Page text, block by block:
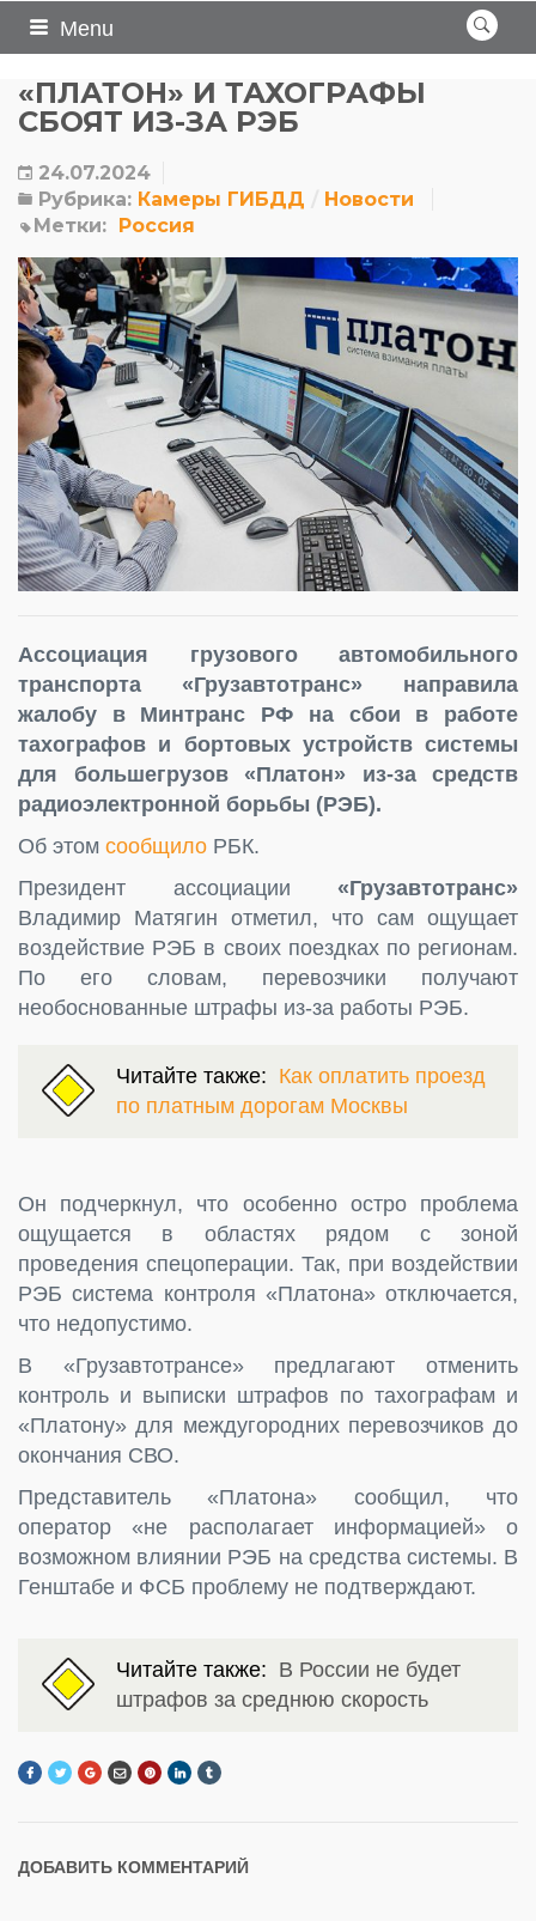
Menu
«ПЛАТОН» И ТАХОГРАФЫ
СБОЯТ ИЗ-ЗА РЭБ
24.07.2024
Рубрика: Камеры ГИБДД
Новости
Метки: Россия
Ассоциация грузового автомобильного
транспорта «Грузавтотранс» направила
жалобу в Минтранс РФ на сбои в работе
тахографов и бортовых устройств системы
для большегрузов «Платон» из-за средств
радиоэлектронной борьбы (РЭБ).
Об этом сообщило РБК.
Президент ассоциации «Грузавтотранс»
Владимир Матягин отметил, что сам ощущает
воздействие РЭБ в своих поездках по регионам.
По его словам, перевозчики получают
необоснованные штрафы из-за работы РЭБ.
Читайте также: Как оплатить проезд
по платным дорогам Москвы
Он подчеркнул, что особенно остро проблема
ощущается в областях рядом с зоной
проведения спецоперации. Так, при воздействии
РЭБ система контроля «Платона» отключается,
что недопустимо.
В «Грузавтотрансе» предлагают отменить
контроль и выписки штрафов по тахографам и
«Платону» для междугородних перевозчиков до
окончания СВО.
Представитель «Платона» сообщил, что
оператор «не располагает информацией» о
возможном влиянии РЭБ на средства системы. В
Генштабе и ФСБ проблему не подтверждают.
Читайте также: В России не будет
штрафов за среднюю скорость
ДОБАВИТЬ КОММЕНТАРИЙ